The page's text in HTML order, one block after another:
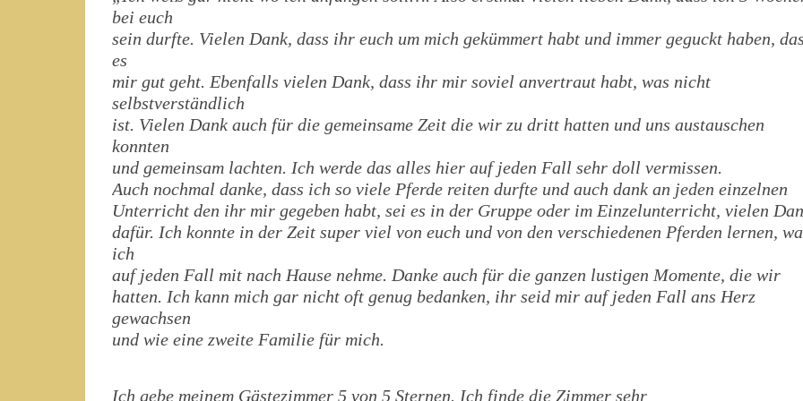
bei euch
sein durfte. Vielen Dank, dass ihr euch um mich gekümmert habt und immer geguckt haben,
es
mir gut geht. Ebenfalls vielen Dank, dass ihr mir soviel anvertraut habt, was nicht
selbstverständlich
ist. Vielen Dank auch für die gemeinsame Zeit die wir zu dritt hatten und uns austauschen
konnten
und gemeinsam lachten. Ich werde das alles hier auf jeden Fall sehr doll vermissen.
Auch nochmal danke, dass ich so viele Pferde reiten durfte und auch dank an jeden einzelnen
Unterricht den ihr mir gegeben habt, sei es in der Gruppe oder im Einzelunterricht, vielen
dafür. Ich konnte in der Zeit super viel von euch und von den verschiedenen Pferden lernen,
ich
auf jeden Fall mit nach Hause nehme. Danke auch für die ganzen lustigen Momente, die wir
hatten. Ich kann mich gar nicht oft genug bedanken, ihr seid mir auf jeden Fall ans Herz
gewachsen
und wie eine zweite Familie für mich.
Ich gebe meinem Gästezimmer 5 von 5 Sternen. Ich finde die Zimmer sehr